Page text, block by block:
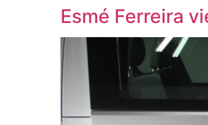
Esmé Ferreira